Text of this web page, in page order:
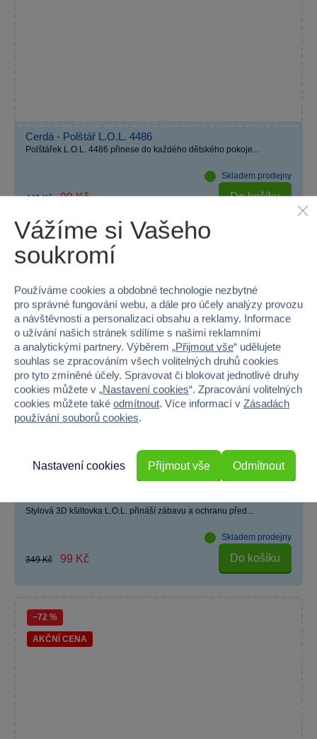
Cerdá - Polštář L.O.L. 4486
Polštářek L.O.L. 4486 přinese do každého dětského pokoje...
Skladem prodejny
449 Kč 99 Kč Do košíku
−72 %
Stylová 3D kšiltovka L.O.L. přináší zábavu a ochranu před...
Skladem prodejny
349 Kč 99 Kč Do košíku
−72 %
AKČNÍ CENA
Vážíme si Vašeho
soukromí
Používáme cookies a obdobné technologie nezbytné
pro správné fungování webu, a dále pro účely analýzy provozu
a návštěvnosti a personalizaci obsahu a reklamy. Informace
o užívání našich stránek sdílíme s našimi reklamními
a analytickými partnery. Výběrem „Přijmout vše“ udělujete
souhlas se zpracováním všech volitelných druhů cookies
pro tyto zmíněné účely. Spravovat či blokovat jednotlivé druhy
cookies můžete v „Nastavení cookies“. Zpracování volitelných
cookies můžete také odmítnout. Více informací v Zásadách
používání souborů cookies.
Odmítnout
Nastavení cookies Přijmout vše